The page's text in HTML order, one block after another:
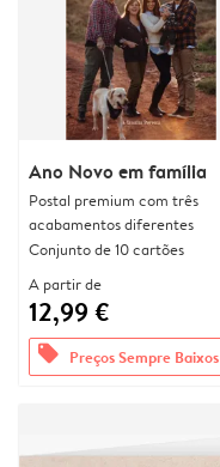
Ano Novo em família
Postal premium com três
acabamentos diferentes
Conjunto de 10 cartões
A partir de
12,99 €
offers Preços Sempre Baixos